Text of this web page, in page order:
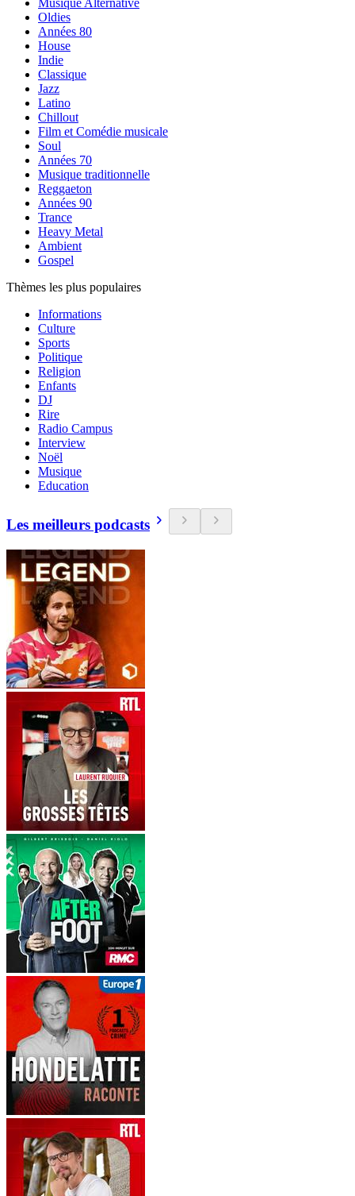
Musique Alternative
Oldies
Années 80
House
Indie
Classique
Jazz
Latino
Chillout
Film et Comédie musicale
Soul
Années 70
Musique traditionnelle
Reggaeton
Années 90
Trance
Heavy Metal
Ambient
Gospel
Thèmes les plus populaires
Informations
Culture
Sports
Politique
Religion
Enfants
DJ
Rire
Radio Campus
Interview
Noël
Musique
Education
Les meilleurs podcasts